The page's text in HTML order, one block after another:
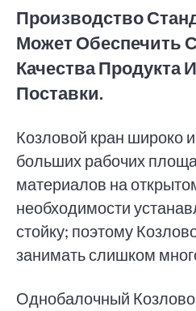
Производство
Может Обеспечить
Качества Продукта
Поставки.
Козловой кран широко
больших рабочих
материалов на
необходимости
стойку; поэтому
занимать слишком
Однобалочный